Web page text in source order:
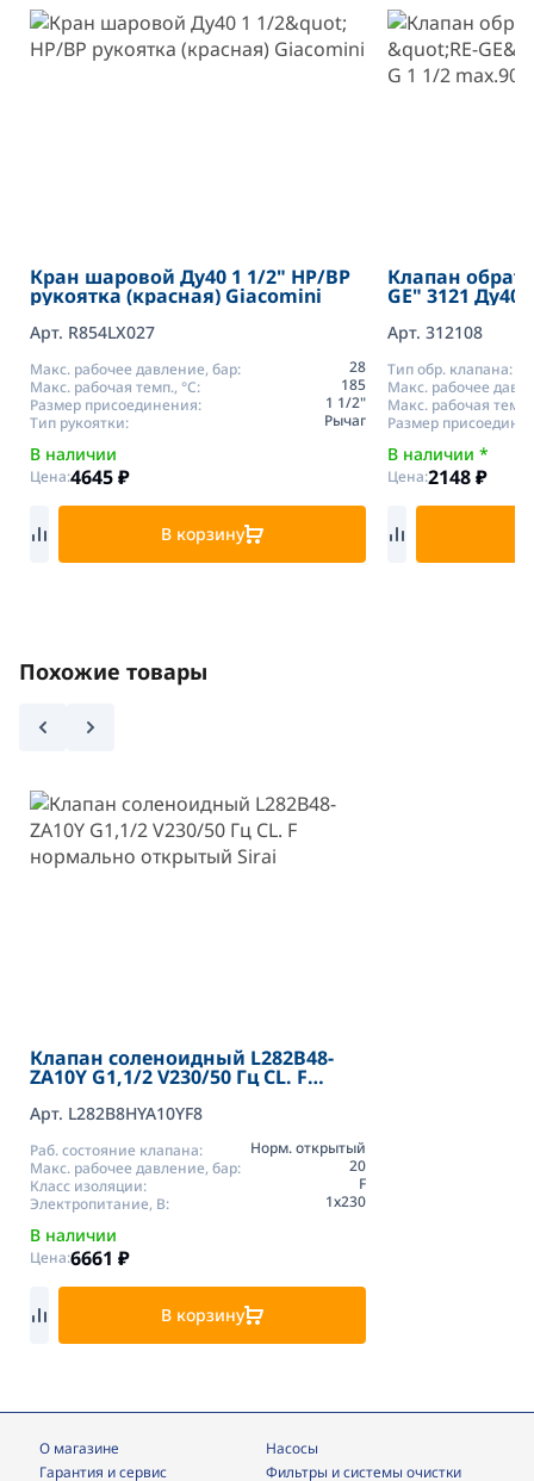
Кран шаровой Ду40 1 1/2" НР/ВР
рукоятка (красная) Giacomini
Арт. R854LX027
Макс. рабочее давление, бар:
28
Макс. рабочая темп., °С:
185
Размер присоединения:
1 1/2"
Тип рукоятки:
Рычаг
В наличии
Цена:4645₽
В корзину
Клапан
GE" 3121 Ду40
Арт. 312108
Тип обр. клапана:
Макс. рабочее
Макс. рабочая
Размер
В наличии *
Цена:2148₽
Похожие товары
Клапан соленоидный L282B48-
ZA10Y G1,1/2 V230/50 Гц CL. F
Арт. L282B8HYA10YF8
Раб. состояние клапана:
Норм. открытый
Макс. рабочее давление, бар:
20
Класс изоляции:
F
Электропитание, В:
1х230
В наличии
Цена:6661 ₽
В корзину
О магазине
Гарантия и сервис
Насосы
фильтры и системы очистки